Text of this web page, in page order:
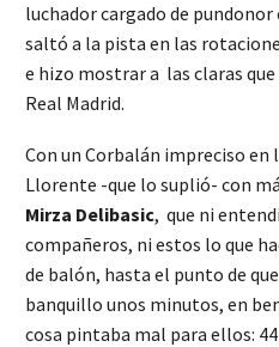
luchador cargado de
saltó a la pista en las
e hizo mostrar a las claras
Real Madrid.
Con un Corbalán impreciso en
Llorente -que lo suplió- con
Mirza Delibasic, que ni
compañeros, ni estos lo que
de balón, hasta el punto de
banquillo unos minutos, en
cosa pintaba mal para ellos: